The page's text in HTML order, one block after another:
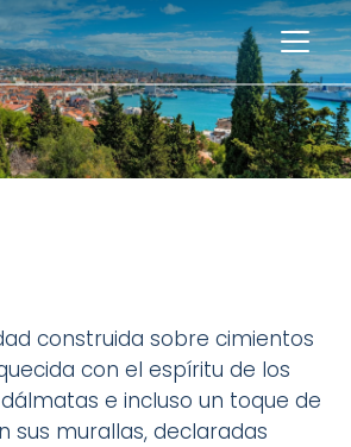
construida sobre cimientos
con el espíritu de los
e incluso un toque de
sus murallas, declaradas